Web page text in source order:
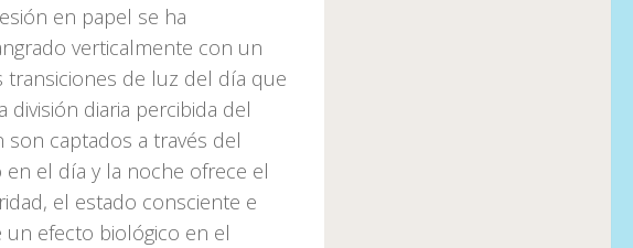
en papel se ha
verticalmente con un
de luz del día que
división diaria percibida del
captados a través del
el día y la noche ofrece el
el estado consciente e
efecto biológico en el